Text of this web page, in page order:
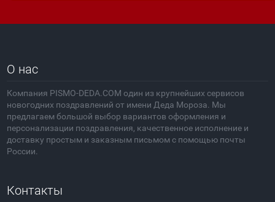
О нас
Компания PISMO-DEDA.COM один из крупнейших сервисов
новогодних поздравлений от имени Деда Мороза. Мы
предлагаем большой выбор вариантов оформления и
персонализации поздравления, качественное исполнение и
доставку простым и заказным письмом с помощью почты
России.
Контакты